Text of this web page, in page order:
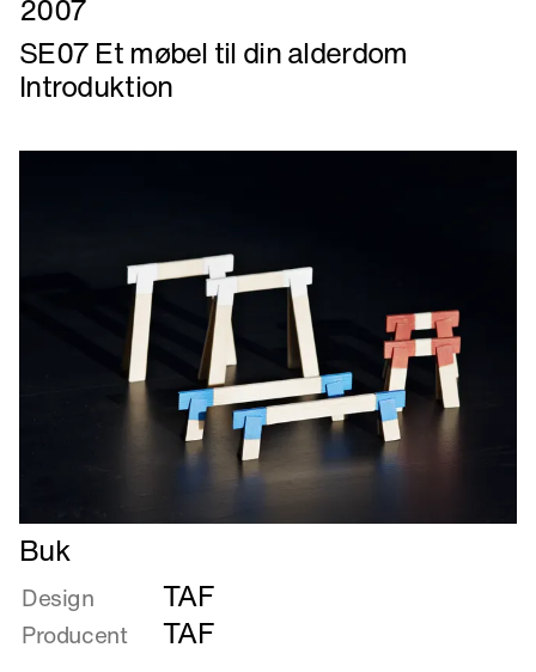
mere
om
SE07
2007
SE07 Et møbel til din alderdom
Introduktion
Læs
mere
om
Buk
Buk
Design TAF
Producent TAF